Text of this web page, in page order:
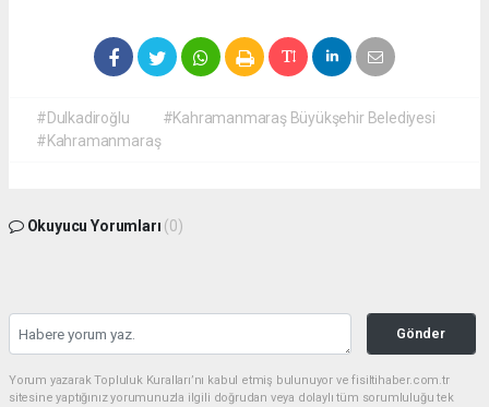
#Dulkadiroğlu
#Kahramanmaraş Büyükşehir Belediyesi
#Kahramanmaraş
Okuyucu Yorumları (0)
Gönder
Yorum yazarak Topluluk Kuralları’nı kabul etmiş bulunuyor ve fisiltihaber.com.tr
sitesine yaptığınız yorumunuzla ilgili doğrudan veya dolaylı tüm sorumluluğu tek